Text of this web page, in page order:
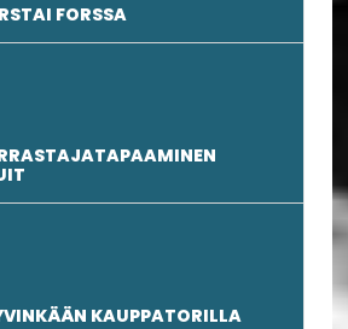
FORSSA
KAUPPATORILLA